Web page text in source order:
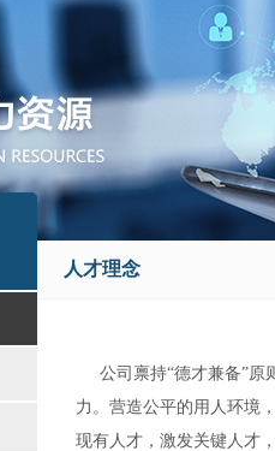
人才理念
公司禀持“德才兼备”原
力。营造公平的用人环境
现有人才，激发关键人才